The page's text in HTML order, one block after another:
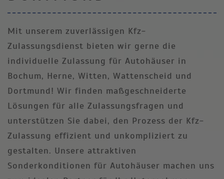
Mit unserem zuverlässigen Kfz-
Zulassungsdienst bieten wir gerne die
individuelle Zulassung für Autohäuser in
Bochum, Herne, Witten, Wattenscheid und
Dortmund! Wir finden maßgeschneiderte
Lösungen für alle Zulassungsfragen und
unterstützen Sie dabei, den Prozess der Kfz-
Zulassung effizient und unkompliziert zu
gestalten. Unsere attraktiven
Sonderkonditionen für Autohäuser machen uns